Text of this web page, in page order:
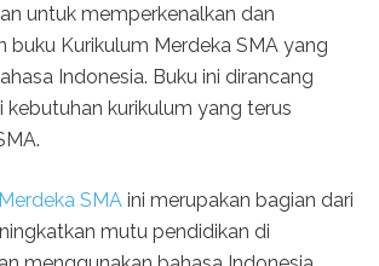
untuk memperkenalkan dan
buku Kurikulum Merdeka SMA yang
Indonesia. Buku ini dirancang
kebutuhan kurikulum yang terus
SMA ini merupakan bagian dari
mutu pendidikan di